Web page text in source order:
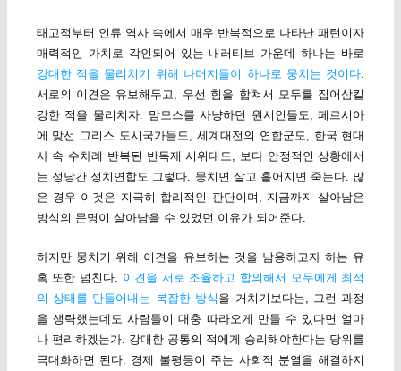
태고적부터 인류 역사 속에서 매우 반복적으로 나타난 패턴이자
매력적인 가치로 각인되어 있는 내러티브 가운데 하나는 바로
강대한 적을 물리치기 위해 나머지들이 하나로 뭉치는 것이다.
서로의 이견은 유보해두고, 우선 힘을 합쳐서 모두를 집어삼킬
강한 적을 물리치자. 맘모스를 사냥하던 원시인들도, 페르시아
에 맞선 그리스 도시국가들도, 세계대전의 연합군도, 한국 현대
사 속 수차례 반복된 반독재 시위대도, 보다 안정적인 상황에서
는 정당간 정치연합도 그렇다. 뭉치면 살고 흩어지면 죽는다. 많
은 경우 이것은 지극히 합리적인 판단이며, 지금까지 살아남은
방식의 문명이 살아남을 수 있었던 이유가 되어준다.
하지만 뭉치기 위해 이견을 유보하는 것을 남용하고자 하는 유
혹 또한 넘친다. 이견을 서로 조율하고 합의해서 모두에게 최적
의 상태를 만들어내는 복잡한 방식 을 거치기보다는, 그런 과정
을 생략했는데도 사람들이 대충 따라오게 만들 수 있다면 얼마
나 편리하겠는가. 강대한 공통의 적에게 승리해야한다는 당위를
극대화하면 된다. 경제 불평등이 주는 사회적 분열을 해결하지